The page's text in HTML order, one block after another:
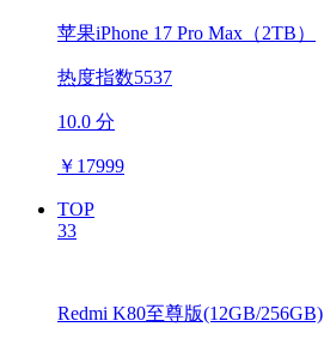
苹果iPhone 17 Pro Max（2TB）
热度指数5537
10.0 分
￥ 17999
TOP
33
Redmi K80至尊版(12GB/256GB)